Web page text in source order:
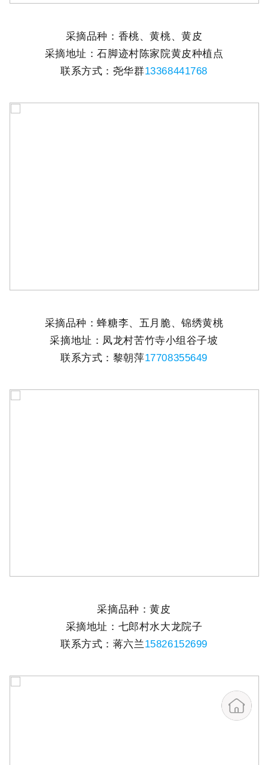
采摘品种：香桃、黄桃、黄皮
采摘地址：石脚迹村陈家院黄皮种植点
联系方式：尧华群13368441768
采摘品种：蜂糖李、五月脆、锦绣黄桃
采摘地址：凤龙村苦竹寺小组谷子坡
联系方式：黎朝萍17708355649
采摘品种：黄皮
采摘地址：七郎村水大龙院子
联系方式：蒋六兰15826152699